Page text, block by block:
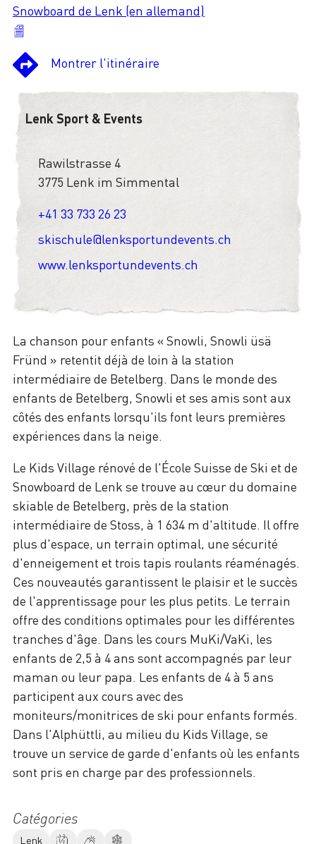
Catégories
Lenk
La chanson pour enfants « Snowli, Snowli üsä
Fründ » retentit déjà de loin à la station
intermédiaire de Betelberg. Dans le monde des
enfants de Betelberg, Snowli et ses amis sont aux
côtés des enfants lorsqu'ils font leurs premières
expériences dans la neige.
Le Kids Village rénové de l'École Suisse de Ski et de
Snowboard de Lenk se trouve au cœur du domaine
skiable de Betelberg, près de la station
intermédiaire de Stoss, à 1 634 m d'altitude. Il offre
plus d'espace, un terrain optimal, une sécurité
d'enneigement et trois tapis roulants réaménagés.
Ces nouveautés garantissent le plaisir et le succès
de l'apprentissage pour les plus petits. Le terrain
offre des conditions optimales pour les différentes
tranches d'âge. Dans les cours MuKi/VaKi, les
enfants de 2,5 à 4 ans sont accompagnés par leur
maman ou leur papa. Les enfants de 4 à 5 ans
participent aux cours avec des
moniteurs/monitrices de ski pour enfants formés.
Dans l'Alphüttli, au milieu du Kids Village, se
trouve un service de garde d'enfants où les enfants
sont pris en charge par des professionnels.
Snowboard de Lenk (en allemand)
Montrer l'itinéraire
Lenk Sport & Events
Rawilstrasse 4
3775 Lenk im Simmental
+41 33 733 26 23
skischule@lenksportundevents.ch
www.lenksportundevents.ch